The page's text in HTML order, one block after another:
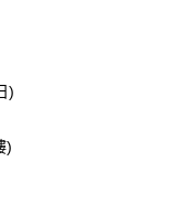
銀行
)
)